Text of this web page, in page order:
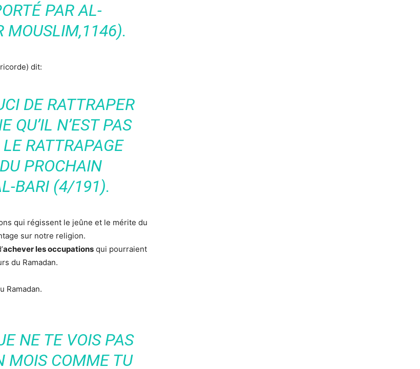
PAR AL-
MOUSLIM,1146).
dit:
DE RATTRAPER
QU’IL N’EST PAS
RATTRAPAGE
PROCHAIN
BARI (4/191).
qui régissent le jeûne et le mérite du
sur notre religion.
achever les occupations qui pourraient
du Ramadan.
Ramadan.
NE TE VOIS PAS
MOIS COMME TU